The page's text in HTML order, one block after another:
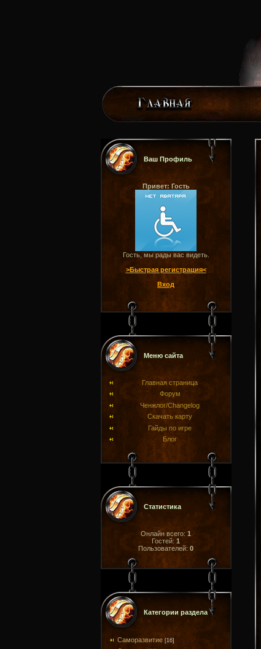
Ваш Профиль
Привет: Гость
Гость, мы рады вас видеть.
>Быстрая регистрация<
Вход
Меню сайта
Главная страница
Форум
Ченжлог/Changelog
Скачать карту
Гайды по игре
Блог
Статистика
Онлайн всего: 1
Гостей: 1
Пользователей: 0
Категории раздела
Саморазвитие [16]